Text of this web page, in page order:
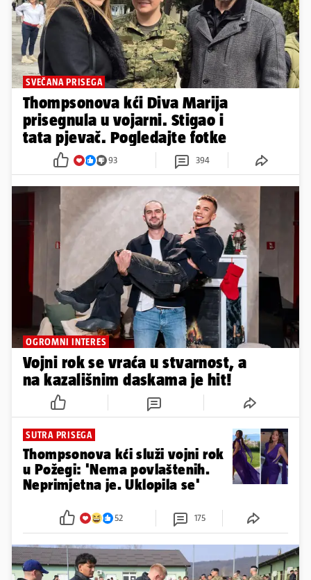
SVEČANA PRISEGA
Thompsonova kći Diva Marija
prisegnula u vojarni. Stigao i
tata pjevač. Pogledajte fotke
93 394
OGROMNI INTERES
Vojni rok se vraća u stvarnost, a
na kazališnim daskama je hit!
SUTRA PRISEGA
Thompsonova kći služi vojni rok
u Požegi: 'Nema povlaštenih.
Neprimjetna je. Uklopila se'
52 175